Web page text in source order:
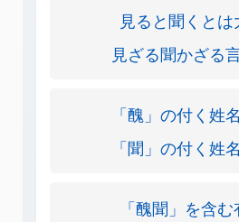
見ると聞くとは
見ざる聞かざる
「醜」の付く姓
「聞」の付く姓
「醜聞」を含む